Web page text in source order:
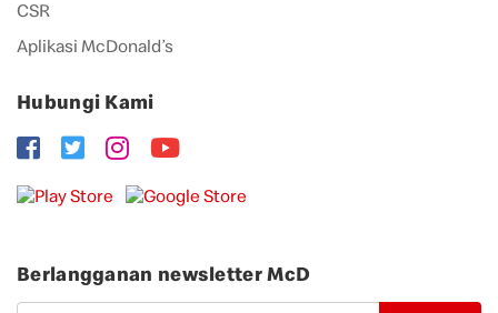
CSR
Aplikasi McDonald’s
Hubungi Kami
Berlangganan newsletter McD